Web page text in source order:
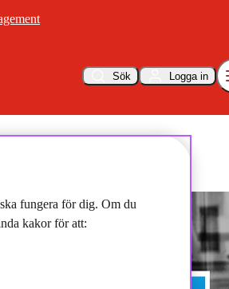
Sök Logga in
fungera för dig. Om du
kakor för att: